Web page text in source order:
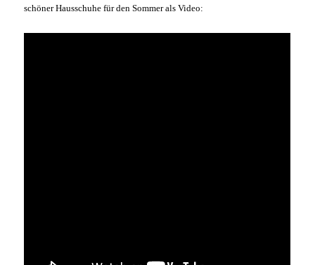
schöner Hausschuhe für den Sommer als Video: